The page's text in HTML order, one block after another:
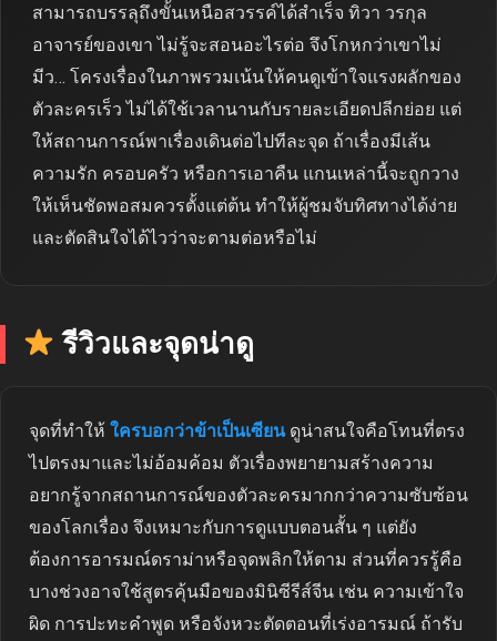
สามารถบรรลุถึงขั้นเหนือสวรรค์ได้สำเร็จ ทิวา วรกุล
อาจารย์ของเขา ไม่รู้จะสอนอะไรต่อ จึงโกหกว่าเขาไม่
มีว… โครงเรื่องในภาพรวมเน้นให้คนดูเข้าใจแรงผลักของ
ตัวละครเร็ว ไม่ได้ใช้เวลานานกับรายละเอียดปลีกย่อย แต่
ให้สถานการณ์พาเรื่องเดินต่อไปทีละจุด ถ้าเรื่องมีเส้น
ความรัก ครอบครัว หรือการเอาคืน แกนเหล่านี้จะถูกวาง
ให้เห็นชัดพอสมควรตั้งแต่ต้น ทำให้ผู้ชมจับทิศทางได้ง่าย
และตัดสินใจได้ไวว่าจะตามต่อหรือไม่
รีวิวและจุดน่าดู
จุดที่ทำให้ ใครบอกว่าข้าเป็นเซียนดูน่าสนใจคือโทนที่ตรง
ไปตรงมาและไม่อ้อมค้อม ตัวเรื่องพยายามสร้างความ
อยากรู้จากสถานการณ์ของตัวละครมากกว่าความซับซ้อน
ของโลกเรื่อง จึงเหมาะกับการดูแบบตอนสั้น ๆ แต่ยัง
ต้องการอารมณ์ดราม่าหรือจุดพลิกให้ตาม ส่วนที่ควรรู้คือ
บางช่วงอาจใช้สูตรคุ้นมือของมินิซีรีส์จีน เช่น ความเข้าใจ
ผิด การปะทะคำพูด หรือจังหวะตัดตอนที่เร่งอารมณ์ ถ้ารับ